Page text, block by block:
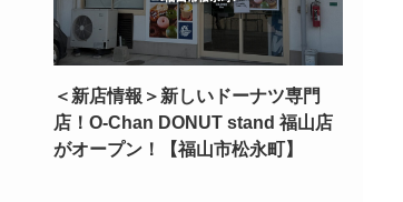
＜新店情報＞新しいドーナツ専門
店！O-Chan DONUT stand 福山店
がオープン！【福山市松永町】